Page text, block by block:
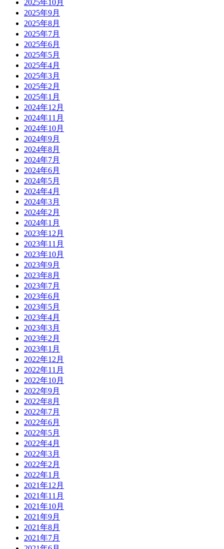
2025年10月
2025年9月
2025年8月
2025年7月
2025年6月
2025年5月
2025年4月
2025年3月
2025年2月
2025年1月
2024年12月
2024年11月
2024年10月
2024年9月
2024年8月
2024年7月
2024年6月
2024年5月
2024年4月
2024年3月
2024年2月
2024年1月
2023年12月
2023年11月
2023年10月
2023年9月
2023年8月
2023年7月
2023年6月
2023年5月
2023年4月
2023年3月
2023年2月
2023年1月
2022年12月
2022年11月
2022年10月
2022年9月
2022年8月
2022年7月
2022年6月
2022年5月
2022年4月
2022年3月
2022年2月
2022年1月
2021年12月
2021年11月
2021年10月
2021年9月
2021年8月
2021年7月